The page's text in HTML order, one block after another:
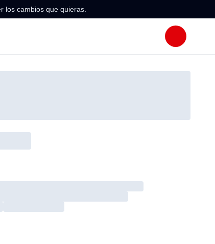
los cambios que quieras.